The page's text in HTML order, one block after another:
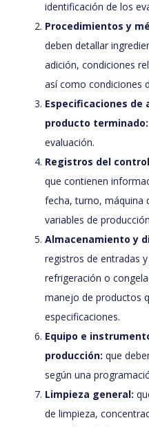
identificación de los
Procedimientos y
deben detallar
adición, condiciones
así como condiciones
Especificaciones de
producto terminado:
evaluación.
Registros del
que contienen
fecha, turno, máquina
variables de
Almacenamiento y
registros de entradas
refrigeración o
manejo de productos
especificaciones.
Equipo e
producción: que
según una
Limpieza general:
de limpieza,